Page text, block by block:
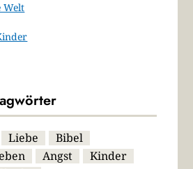
Welt
Liebe
Bibel
Angst
Kinder